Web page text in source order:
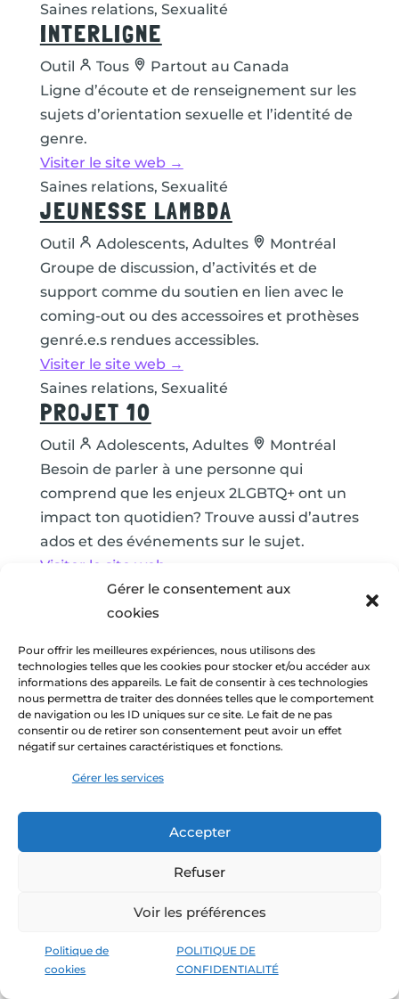
Gérer le consentement aux
cookies
Pour offrir les meilleures expériences, nous utilisons des
technologies telles que les cookies pour stocker et/ou accéder aux
informations des appareils. Le fait de consentir à ces technologies
nous permettra de traiter des données telles que le comportement
de navigation ou les ID uniques sur ce site. Le fait de ne pas
consentir ou de retirer son consentement peut avoir un effet
négatif sur certaines caractéristiques et fonctions.
Gérer les services
Accepter
Refuser
Voir les préférences
Politique de
cookies
POLITIQUE DE
CONFIDENTIALITÉ
Saines relations, Sexualité
INTERLIGNE
Outil Tous
Partout au Canada
Ligne d’écoute et de renseignement sur les
sujets d’orientation sexuelle et l’identité de
genre.
Visiter le site web →
Saines relations, Sexualité
JEUNESSE LAMBDA
Outil Adolescents, Adultes
Montréal
Groupe de discussion, d’activités et de
support comme du soutien en lien avec le
coming-out ou des accessoires et prothèses
genré.e.s rendues accessibles.
Visiter le site web →
Saines relations, Sexualité
PROJET 10
Outil Adolescents, Adultes
Montréal
Besoin de parler à une personne qui
comprend que les enjeux 2LGBTQ+ ont un
impact ton quotidien? Trouve aussi d’autres
ados et des événements sur le sujet.
Visiter le site web →
Saines relations, Santé mentale
INFO-AIDE VIOLENCE
Outil Tous
Partout au Québec
Ligne d’écoute et de référence si tu as vécu
de la violence sexuelle ou si tu veux aider
une victime
JE SUIS UN JEUNE
Information Tous
Partout au Québec
Connais-tu des moyens pour t’occuper de
Trouve des réponses ici.
Visiter le site web →
Saines relations, Santé mentale